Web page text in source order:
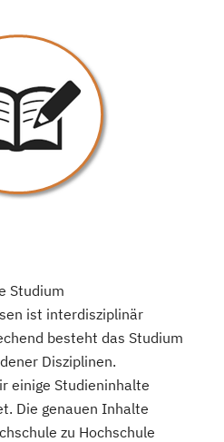
Studium
ist interdisziplinär
besteht das Studium
Disziplinen.
einige Studieninhalte
Die genauen Inhalte
zu Hochschule